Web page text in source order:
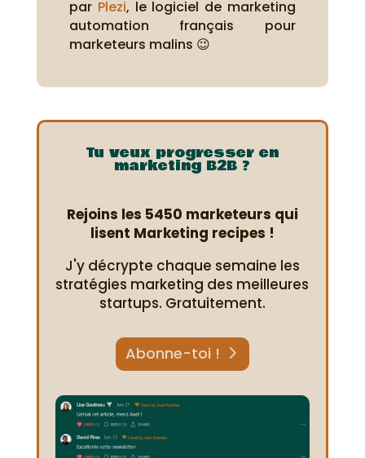
par Plezi, le logiciel de marketing
automation français pour
marketeurs malins 😉
Tu veux progresser en
marketing B2B ?
Rejoins les 5450 marketeurs qui
lisent Marketing recipes !
J'y décrypte chaque semaine les
stratégies marketing des meilleures
startups. Gratuitement.
Abonne-toi !